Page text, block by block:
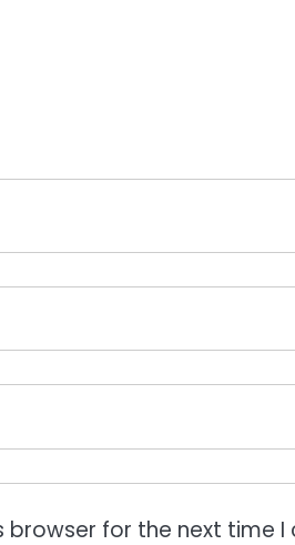
browser for the next time